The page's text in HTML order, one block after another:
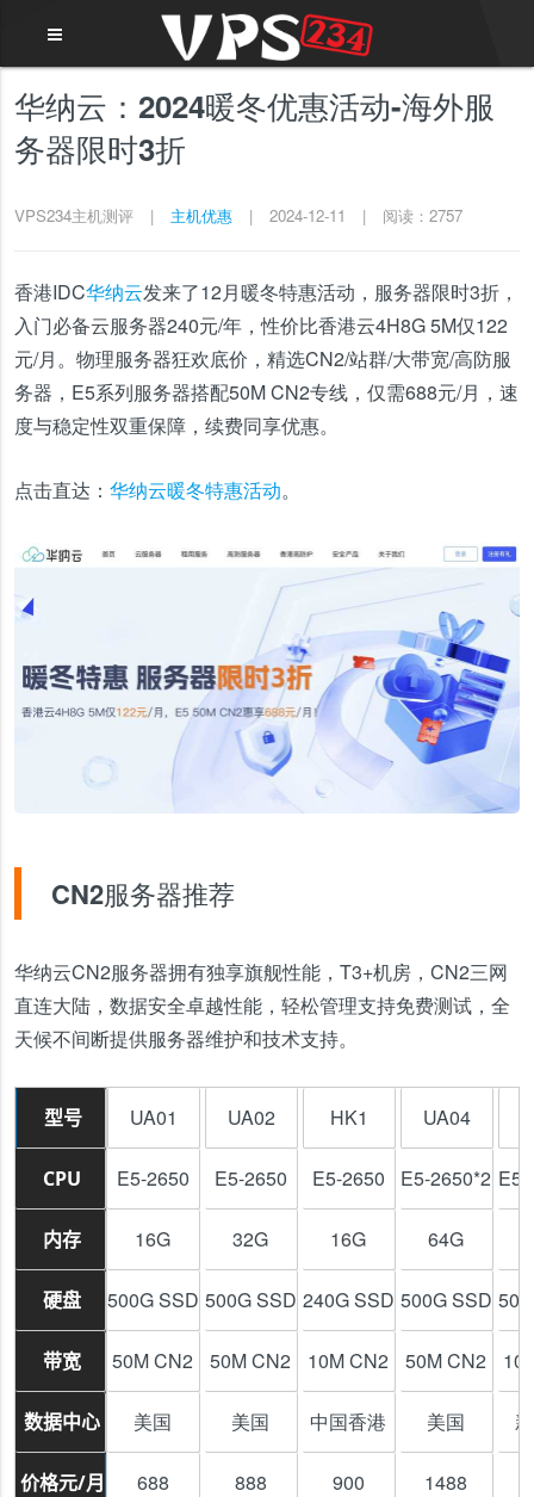
华纳云：2024暖冬优惠活动-海外服
务器限时3折
VPS234主机测评 | 主机优惠 | 2024-12-11 | 阅读：2757
香港IDC华纳云发来了12月暖冬特惠活动，服务器限时3折，
入门必备云服务器240元/年，性价比香港云4H8G 5M仅122
元/月。物理服务器狂欢底价，精选CN2/站群/大带宽/高防服
务器，E5系列服务器搭配50M CN2专线，仅需688元/月，速
度与稳定性双重保障，续费同享优惠。
点击直达： 华纳云暖冬特惠活动。
CN2服务器推荐
华纳云CN2服务器拥有独享旗舰性能，T3+机房，CN2三网
直连大陆，数据安全卓越性能，轻松管理支持免费测试，全
天候不间断提供服务器维护和技术支持。
型号
CPU
内存
硬盘
带宽
数据中心
价格元/月
UA01
E5-2650
16G
500G SSD
50M CN2
美国
688
UA02
E5-2650
32G
500G SSD
50M CN2
美国
888
HK1
E5-2650
16G
240G SSD
10M CN2
中国香港
900
UA04
E5-2650*2
64G
500G SSD
50M CN2
美国
1488